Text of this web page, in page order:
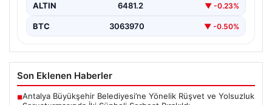
ALTIN 6481.2 ▼ -0.23%
BTC 3063970 ▼ -0.50%
Son Eklenen Haberler
■Antalya Büyükşehir Belediyesi’ne Yönelik Rüşvet ve Yolsuzluk